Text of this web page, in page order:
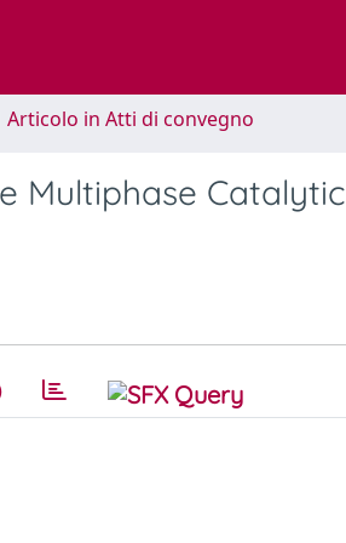
Articolo in Atti di convegno
Multiphase Catalytic